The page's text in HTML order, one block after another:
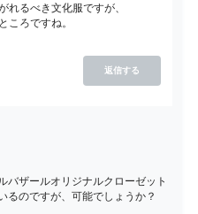
れるべき文化服ですが、
ころですね。
返信する
バザールオリジナルクローゼット
るのですが、可能でしょうか？